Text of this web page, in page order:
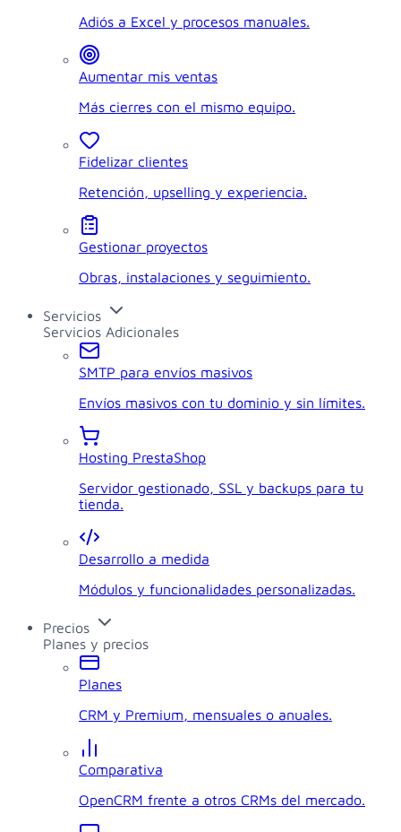
Adiós a Excel y procesos manuales.
Aumentar mis ventas
Más cierres con el mismo equipo.
Fidelizar clientes
Retención, upselling y experiencia.
Gestionar proyectos
Obras, instalaciones y seguimiento.
Servicios
Servicios Adicionales
SMTP para envíos masivos
Envíos masivos con tu dominio y sin límites.
Hosting PrestaShop
Servidor gestionado, SSL y backups para tu
tienda.
Desarrollo a medida
Módulos y funcionalidades personalizadas.
Precios
Planes y precios
Planes
CRM y Premium, mensuales o anuales.
Comparativa
OpenCRM frente a otros CRMs del mercado.